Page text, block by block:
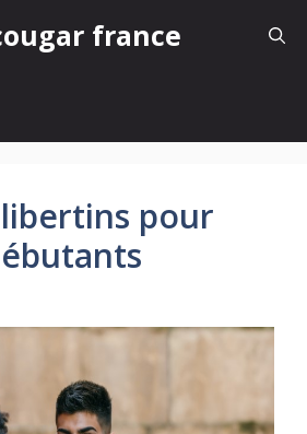
france
libertins pour